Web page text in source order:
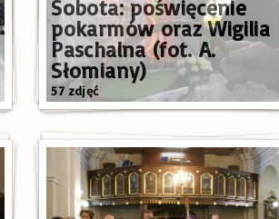
Sobota: poświęcenie
pokarmów oraz Wigilia
Paschalna (fot. A.
Słomiany)
57 zdjęć